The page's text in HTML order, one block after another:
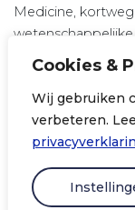
Cookies &
Wij gebruiken
verbeteren.
Medicine,
revalidatiearts
Snel naar